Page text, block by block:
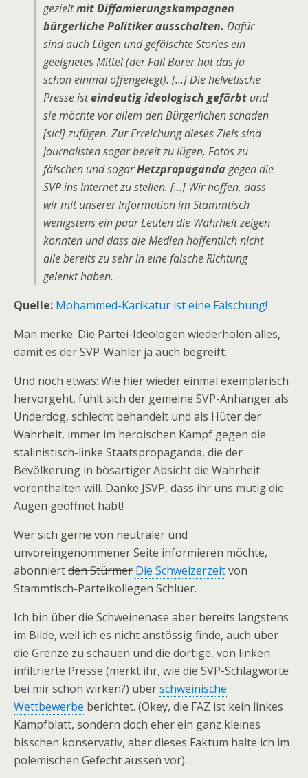
gezieltmit Diffamierungskampagnen
bürgerliche Politiker ausschalten. Dafür
sind auch Lügen und gefälschte Stories ein
geeignetes Mittel (der Fall Borer hat das ja
schon einmal offengelegt). […] Die helvetische
Presse isteindeutig ideologisch gefärbt und
sie möchte vor allem den Bürgerlichen schaden
[sic!] zufügen. Zur Erreichung dieses Ziels sind
Journalisten sogar bereit zu lügen, Fotos zu
fälschen und sogarHetzpropaganda gegen die
SVP ins Internet zu stellen. […] Wir hoffen, dass
wir mit unserer Information im Stammtisch
wenigstens ein paar Leuten die Wahrheit zeigen
konnten und dass die Medien hoffentlich nicht
alle bereits zu sehr in eine falsche Richtung
gelenkt haben.
Quelle: Mohammed-Karikatur ist eine Fälschung!
Man merke: Die Partei-Ideologen wiederholen alles,
damit es der SVP-Wähler ja auch begreift.
Und noch etwas: Wie hier wieder einmal exemplarisch
hervorgeht, fühlt sich der gemeine SVP-Anhänger als
Underdog, schlecht behandelt und als Hüter der
Wahrheit, immer im heroischen Kampf gegen die
stalinistisch-linke Staatspropaganda, die der
Bevölkerung in bösartiger Absicht die Wahrheit
vorenthalten will. Danke JSVP, dass ihr uns mutig die
Augen geöffnet habt!
Wer sich gerne von neutraler und
unvoreingenommener Seite informieren möchte,
abonniertden Stürmer Die Schweizerzeitvon
Stammtisch-Parteikollegen Schlüer.
Ich bin über die Schweinenase aber bereits längstens
im Bilde, weil ich es nicht anstössig finde, auch über
die Grenze zu schauen und die dortige, von linken
infiltrierte Presse (merkt ihr, wie die SVP-Schlagworte
bei mir schon wirken?) überschweinische
Wettbewerbe berichtet. (Okey, die FAZ ist kein linkes
Kampfblatt, sondern doch eher ein ganz kleines
bisschen konservativ, aber dieses Faktum halte ich im
polemischen Gefecht aussen vor).